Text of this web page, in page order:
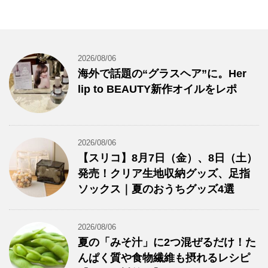
2026/08/06
海外で話題の“グラスヘア”に。Her
lip to BEAUTY新作オイルをレポ
2026/08/06
【スリコ】8月7日（金）、8日（土）
発売！クリア生地収納グッズ、足指
ソックス｜夏のおうちグッズ4選
2026/08/06
夏の「みそ汁」に2つ混ぜるだけ！た
んぱく質や食物繊維も摂れるレシピ